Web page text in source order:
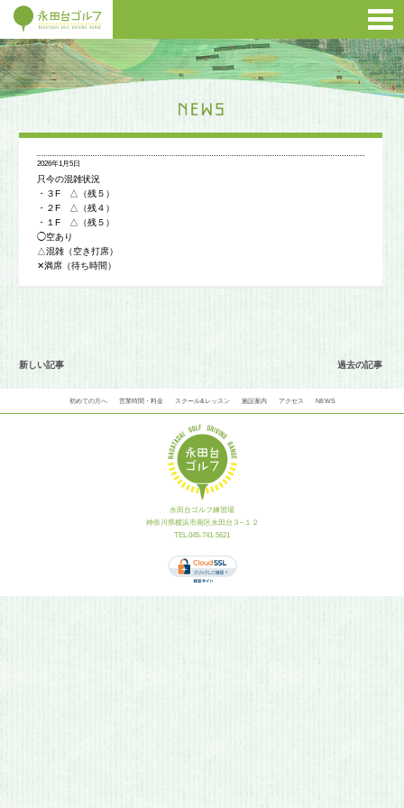
2026年1月5日
只今の混雑状況
・３F △（残５）
・２F △（残４）
・１F △（残５）
◯空あり
△混雑（空き打席）
✕満席（待ち時間）
新しい記事 過去の記事
初めての方へ 営業時間・料金 スクール&レッスン 施設案内 アクセス NEWS
永田台ゴルフ練習場
神奈川県横浜市南区永田台３−１２
TEL.045-741-5621